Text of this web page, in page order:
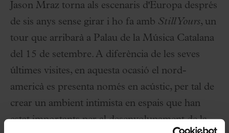
Jason Mraz torna als escenaris d'Europa després
de sis anys sense girar i ho fa amb Still Yours, un
tour que arribarà a Palau de la Música Catalana
del 15 de setembre. A diferència de les seves
últimes visites, en aquesta ocasió el nord-
americà es presenta només en acústic, per tal de
crear un ambient intimista en espais que han
estat importants per al desenvolupament de la